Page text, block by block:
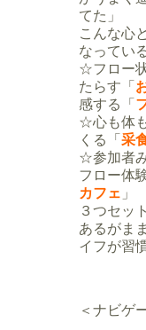
てた」
こんな心
なってい
☆フロー
たらす「
感する「
☆心も体
くる「采
☆参加者
フロー体
カフェ 」
３つセッ
あるがま
イフが習
＜ナビゲ